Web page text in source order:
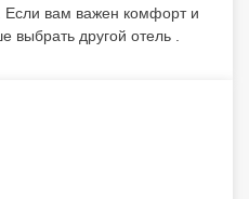
Если вам важен комфорт и
выбрать другой отель .